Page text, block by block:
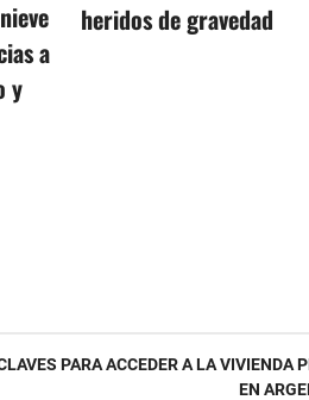
a
y
heridos de gravedad
PARA ACCEDER A LA VIVIENDA
EN